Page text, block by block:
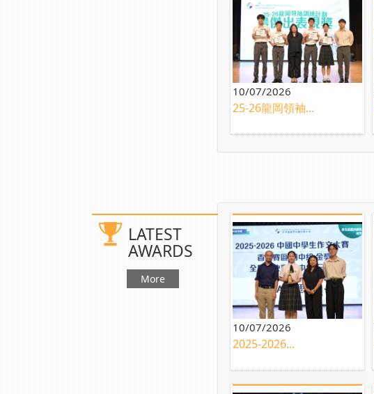
10/07/2026
25-26龍岡領袖...
LATEST
AWARDS
More
10/07/2026
2025-2026...